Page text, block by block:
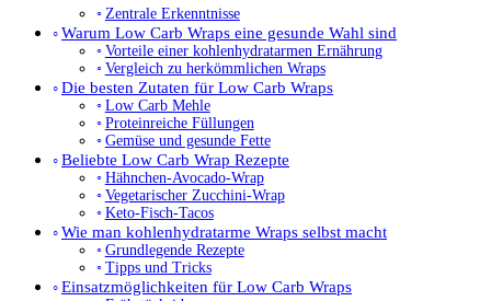
Zentrale Erkenntnisse
Warum Low Carb Wraps eine gesunde Wahl sind
Vorteile einer kohlenhydratarmen Ernährung
Vergleich zu herkömmlichen Wraps
Die besten Zutaten für Low Carb Wraps
Low Carb Mehle
Proteinreiche Füllungen
Gemüse und gesunde Fette
Beliebte Low Carb Wrap Rezepte
Hähnchen-Avocado-Wrap
Vegetarischer Zucchini-Wrap
Keto-Fisch-Tacos
Wie man kohlenhydratarme Wraps selbst macht
Grundlegende Rezepte
Tipps und Tricks
Einsatzmöglichkeiten für Low Carb Wraps